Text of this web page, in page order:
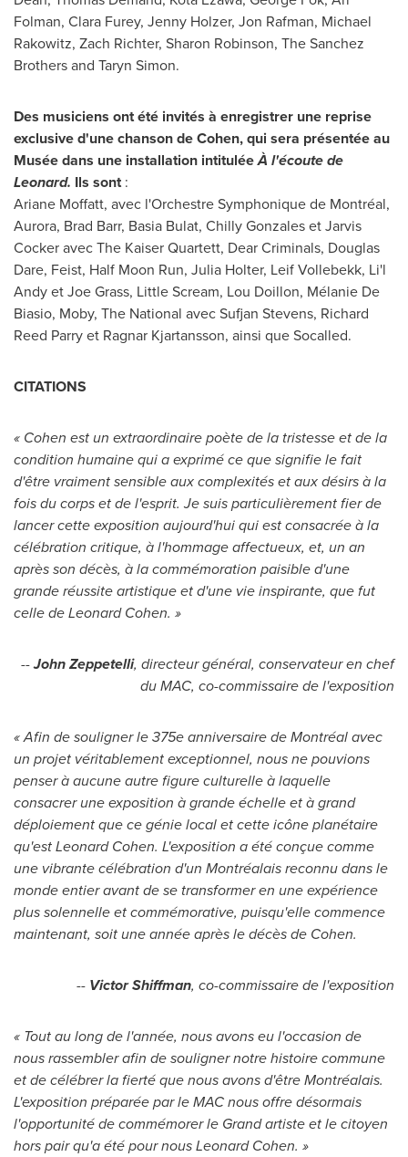
Folman, Clara Furey, Jenny Holzer, Jon Rafman, Michael
Rakowitz, Zach Richter, Sharon Robinson, The Sanchez
Brothers and Taryn Simon.
Des musiciens ont été invités à enregistrer une reprise
exclusive d'une chanson de Cohen, qui sera présentée au
Musée dans une installation intituléeÀ l'écoute de
Leonard. Ils sont:
Ariane Moffatt, avec l'Orchestre Symphonique de Montréal,
Aurora, Brad Barr, Basia Bulat, Chilly Gonzales etJarvis
Cockeravec The Kaiser Quartett, Dear Criminals, Douglas
Dare, Feist, Half Moon Run, Julia Holter, Leif Vollebekk, Li'l
Andy etJoe Grass, Little Scream, Lou Doillon, Mélanie De
Biasio, Moby, The National avec Sufjan Stevens, Richard
Reed Parryet Ragnar Kjartansson, ainsi que Socalled.
CITATIONS
« Cohen est un extraordinaire poète de la tristesse et de la
condition humaine qui a exprimé ce que signifie le fait
d'être vraiment sensible aux complexités et aux désirs à la
fois du corps et de l'esprit. Je suis particulièrement fier de
lancer cette exposition aujourd'hui qui est consacrée à la
célébration critique, à l'hommage affectueux, et, un an
après son décès, à la commémoration paisible d'une
grande réussite artistique et d'une vie inspirante, que fut
celle deLeonard Cohen. »
--John Zeppetelli, directeur général, conservateur en chef
du MAC, co-commissaire de l'exposition
« Afin de souligner le 375e anniversaire de Montréal avec
un projet véritablement exceptionnel, nous ne pouvions
penser à aucune autre figure culturelle à laquelle
consacrer une exposition à grande échelle et à grand
déploiement que ce génie local et cette icône planétaire
qu'estLeonard Cohen. L'exposition a été conçue comme
une vibrante célébration d'un Montréalais reconnu dans le
monde entier avant de se transformer en une expérience
plus solennelle et commémorative, puisqu'elle commence
maintenant, soit une année après le décès de Cohen.
-- Victor Shiffman, co-commissaire de l'exposition
« Tout au long de l'année, nous avons eu l'occasion de
nous rassembler afin de souligner notre histoire commune
et de célébrer la fierté que nous avons d'être Montréalais.
L'exposition préparée par le MAC nous offre désormais
l'opportunité de commémorer le Grand artiste et le citoyen
hors pair qu'a été pour nousLeonard Cohen. »